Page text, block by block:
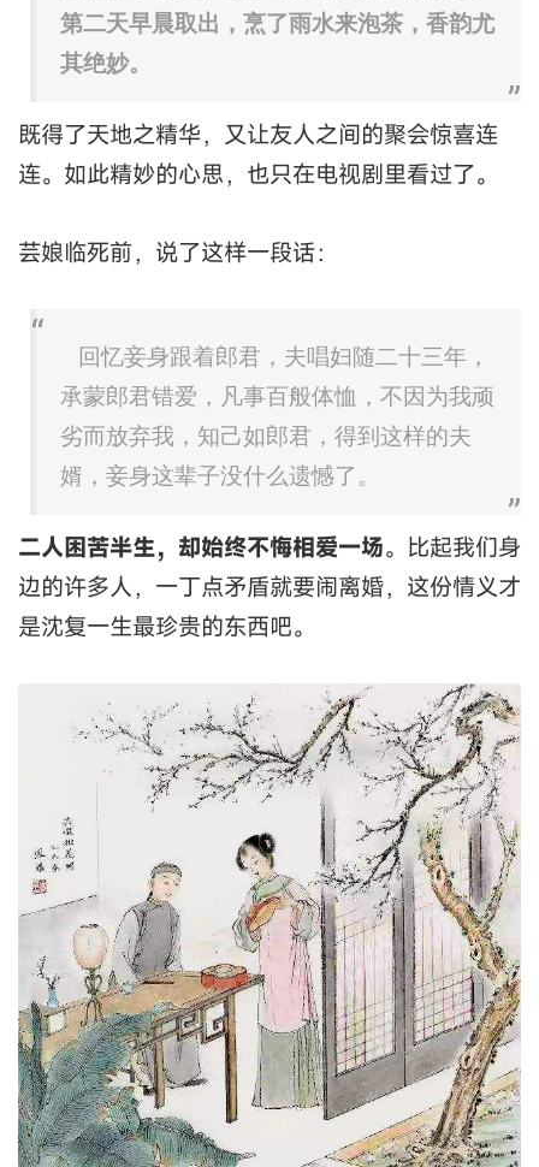
第二天早晨取出，烹了雨水来泡茶，香韵尤
其绝妙。
既得了天地之精华，又让友人之间的聚会惊喜连
连。如此精妙的心思，也只在电视剧里看过了。
芸娘临死前，说了这样一段话：
回忆妾身跟着郎君，夫唱妇随二十三年，
承蒙郎君错爱，凡事百般体恤，不因为我顽
劣而放弃我，知己如郎君，得到这样的夫
婿，妾身这辈子没什么遗憾了。
二人困苦半生，却始终不悔相爱一场。比起我们身
边的许多人，一丁点矛盾就要闹离婚，这份情义才
是沈复一生最珍贵的东西吧。